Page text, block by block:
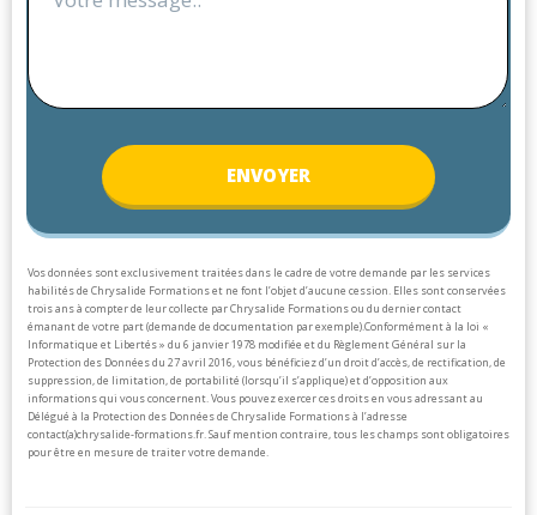
ENVOYER
Vos données sont exclusivement traitées dans le cadre de votre demande par les services
habilités de Chrysalide Formations et ne font l’objet d’aucune cession. Elles sont conservées
trois ans à compter de leur collecte par Chrysalide Formations ou du dernier contact
émanant de votre part (demande de documentation par exemple).Conformément à la loi «
Informatique et Libertés » du 6 janvier 1978 modifiée et du Règlement Général sur la
Protection des Données du 27 avril 2016, vous bénéficiez d’un droit d’accès, de rectification, de
suppression, de limitation, de portabilité (lorsqu’il s’applique) et d’opposition aux
informations qui vous concernent. Vous pouvez exercer ces droits en vous adressant au
Délégué à la Protection des Données de Chrysalide Formations à l’adresse
contact(a)chrysalide-formations.fr.Sauf mention contraire, tous les champs sont obligatoires
pour être en mesure de traiter votre demande.